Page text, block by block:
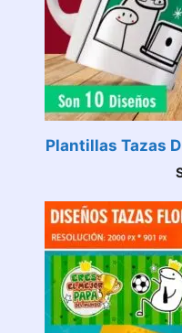
Plantillas Tazas